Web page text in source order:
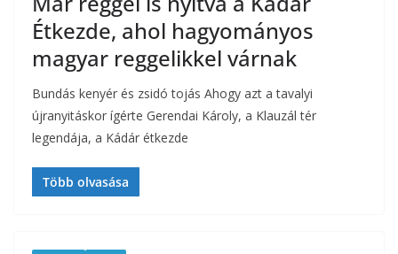
Étkezde, ahol hagyományos
magyar reggelikkel várnak
Bundás kenyér és zsidó tojás Ahogy azt a tavalyi
újranyitáskor ígérte Gerendai Károly, a Klauzál tér
legendája, a Kádár étkezde
Több olvasása